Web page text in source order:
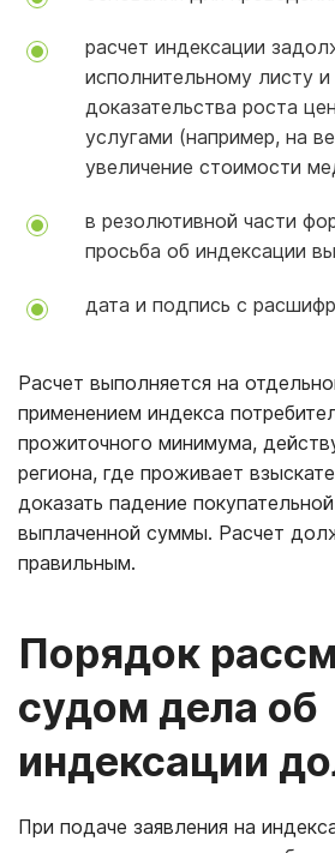
расчет индексации
исполнительному листу
доказательства роста
услугами (например, на
увеличение стоимости
в резолютивной части
просьба об индексации
дата и подпись с
Расчет выполняется на
применением индекса
прожиточного минимума,
региона, где проживает
доказать падение
выплаченной суммы. Расчет
правильным.
Порядок
судом дела об
индексации
При подаче заявления на